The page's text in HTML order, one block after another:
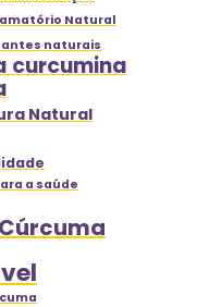
Natural
naturais
curcumina
Natural
a saúde
Cúrcuma